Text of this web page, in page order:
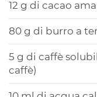
12 g di cacao
80 g di burro a
5 g di caffè
caffè)